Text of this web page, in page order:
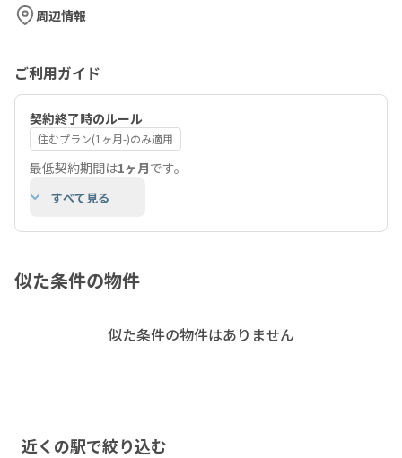
周辺情報
ご利用ガイド
契約終了時のルール
住むプラン(1ヶ月-)のみ適用
最低契約期間は1ヶ月です。
すべて見る
似た条件の物件
似た条件の物件はありません
近くの駅で絞り込む